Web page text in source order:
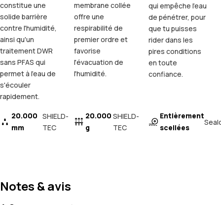
constitue une
solide barrière
contre l'humidité,
ainsi qu'un
traitement DWR
sans PFAS qui
permet à l'eau de
s'écouler
rapidement.
20.000
mm
SHIELD-
TEC
membrane collée
offre une
respirabilité de
premier ordre et
favorise
l'évacuation de
l'humidité.
20.000
g
SHIELD-
TEC
qui empêche l'eau
de pénétrer, pour
que tu puisses
rider dans les
pires conditions
en toute
confiance.
Entièrement
scellées
Notes & avis